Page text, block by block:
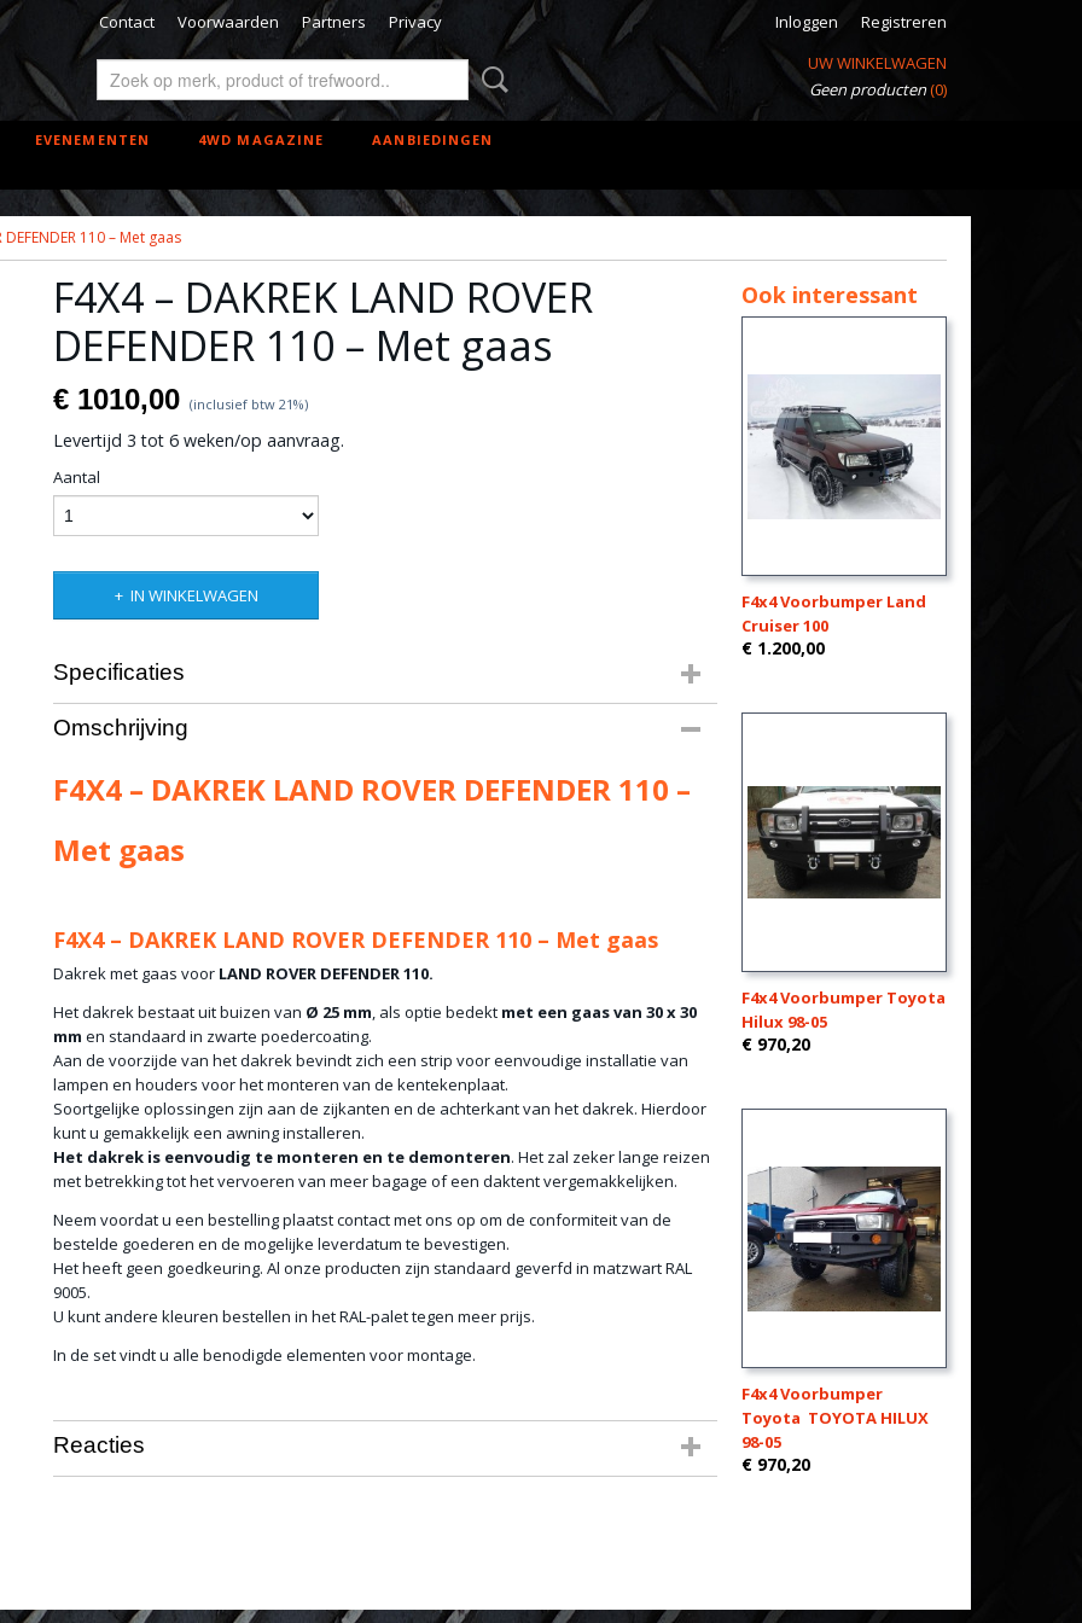
Contact Voorwaarden Partners Privacy Inloggen
Registreren
UW WINKELWAGEN
Geen producten(0)
EVENEMENTEN 4WD MAGAZINE AANBIEDINGEN
DEFENDER 110 – Met gaas
F4X4 – DAKREK LAND ROVER
DEFENDER 110 – Met gaas
€ 1010,00 (inclusief btw 21%)
Levertijd 3 tot 6 weken/op aanvraag.
Aantal
IN WINKELWAGEN
Specificaties
Productcode leverancier
Netto gewicht
Omschrijving
F4X4 – DAKREK LAND ROVER DEFENDER 110 –
Met gaas
F4X4 – DAKREK LAND ROVER DEFENDER 110 – Met gaas
Dakrek met gaas voor LAND ROVER DEFENDER 110.
Het dakrek bestaat uit buizen van Ø 25 mm, als optie bedekt met een gaas van 30 x 30
mm en standaard in zwarte poedercoating.
Aan de voorzijde van het dakrek bevindt zich een strip voor eenvoudige installatie van
lampen en houders voor het monteren van de kentekenplaat.
Soortgelijke oplossingen zijn aan de zijkanten en de achterkant van het dakrek. Hierdoor
kunt u gemakkelijk een awning installeren.
Het dakrek is eenvoudig te monteren en te demonteren. Het zal zeker lange reizen
met betrekking tot het vervoeren van meer bagage of een daktent vergemakkelijken.
Neem voordat u een bestelling plaatst contact met ons op om de conformiteit van de
bestelde goederen en de mogelijke leverdatum te bevestigen.
Het heeft geen goedkeuring. Al onze producten zijn standaard geverfd in matzwart RAL
9005.
U kunt andere kleuren bestellen in het RAL-palet tegen meer prijs.
In de set vindt u alle benodigde elementen voor montage.
Reacties
Ook interessant
F4x4 Voorbumper Land
Cruiser 100
€ 1.200,00
F4x4 Voorbumper Toyota
Hilux 98-05
€ 970,20
F4x4 Voorbumper
Toyota TOYOTA HILUX
98-05
€ 970,20